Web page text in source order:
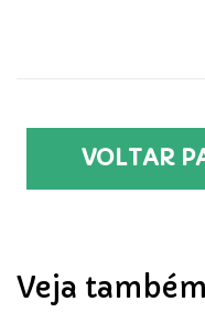
VOLTAR
Veja também